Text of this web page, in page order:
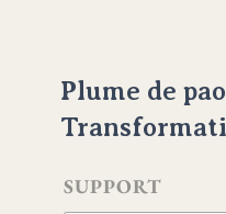
Plume de
SUPPORT